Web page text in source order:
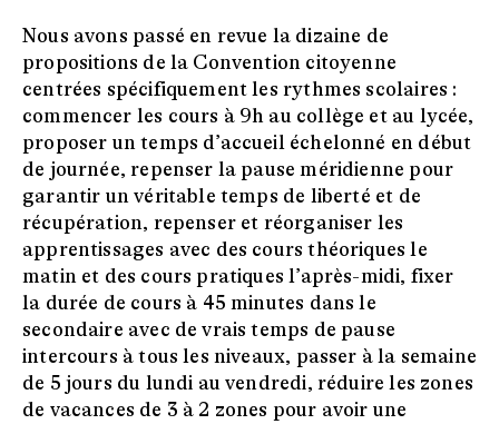
Nous avons passé en revue la dizaine de
propositions de la Convention citoyenne
centrées spécifiquement les rythmes scolaires :
commencer les cours à 9h au collège et au lycée,
proposer un temps d’accueil échelonné en début
de journée, repenser la pause méridienne pour
garantir un véritable temps de liberté et de
récupération, repenser et réorganiser les
apprentissages avec des cours théoriques le
matin et des cours pratiques l’après-midi, fixer
la durée de cours à 45 minutes dans le
secondaire avec de vrais temps de pause
intercours à tous les niveaux, passer à la semaine
de 5 jours du lundi au vendredi, réduire les zones
de vacances de 3 à 2 zones pour avoir une